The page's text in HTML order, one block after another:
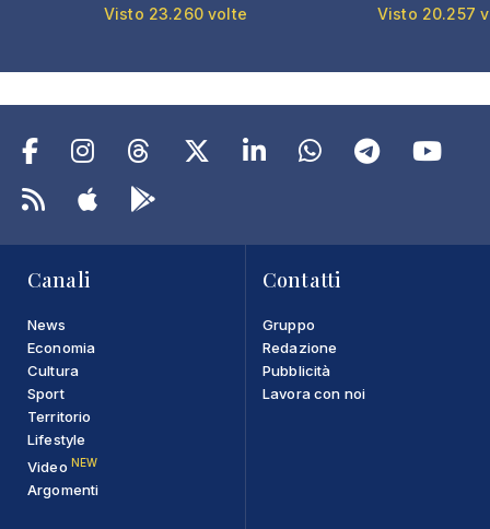
Visto 23.260 volte Visto 20.257
Canali
News
Economia
Cultura
Sport
Territorio
Lifestyle
Video NEW
Argomenti
Contatti
Gruppo
Redazione
Pubblicità
Lavora con noi